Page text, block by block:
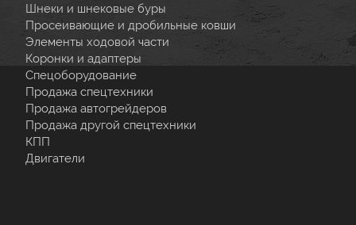
Шнеки и шнековые буры
Просеивающие и дробильные ковши
Элементы ходовой части
Коронки и адаптеры
Спецоборудование
Продажа спецтехники
Продажа автогрейдеров
Продажа другой спецтехники
КПП
Двигатели